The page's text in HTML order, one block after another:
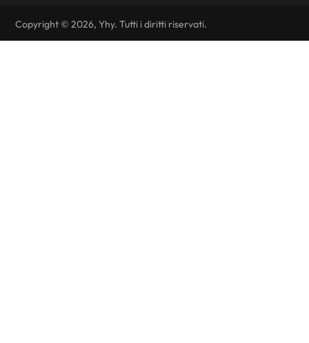
Copyright © 2026, Yhy. Tutti i diritti riservati.